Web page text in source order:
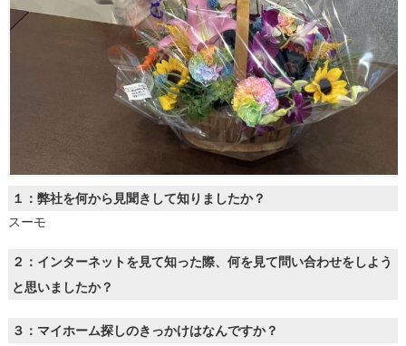
１：弊社を何から見聞きして知りましたか？
スーモ
２：インターネットを見て知った際、何を見て問い合わせをしよう
と思いましたか？
３：マイホーム探しのきっかけはなんですか？